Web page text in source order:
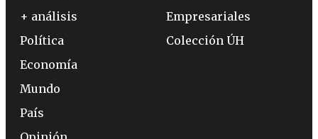
+ análisis
Política
Economía
Mundo
País
Empresariales
Colección ÚH